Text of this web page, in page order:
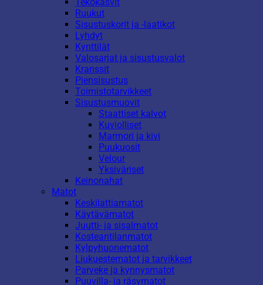
Ruukut
Sisustuskorit ja -laatikot
Lyhdyt
Kynttilät
Valosarjat ja sisustusvalot
Kranssit
Piensisustus
Toimistotarvikkeet
Sisustusmuovit
Staattiset kalvot
Kuviolliset
Marmori ja kivi
Puukuosit
Velour
Yksiväriset
Keinonahat
Matot
Keskilattiamatot
Käytävämatot
Juutti- ja sisalmatot
Kosteantilanmatot
Kylpyhuonematot
Liukuestematot ja tarvikkeet
Parveke ja kynnysmatot
Puuvilla- ja räsymatot